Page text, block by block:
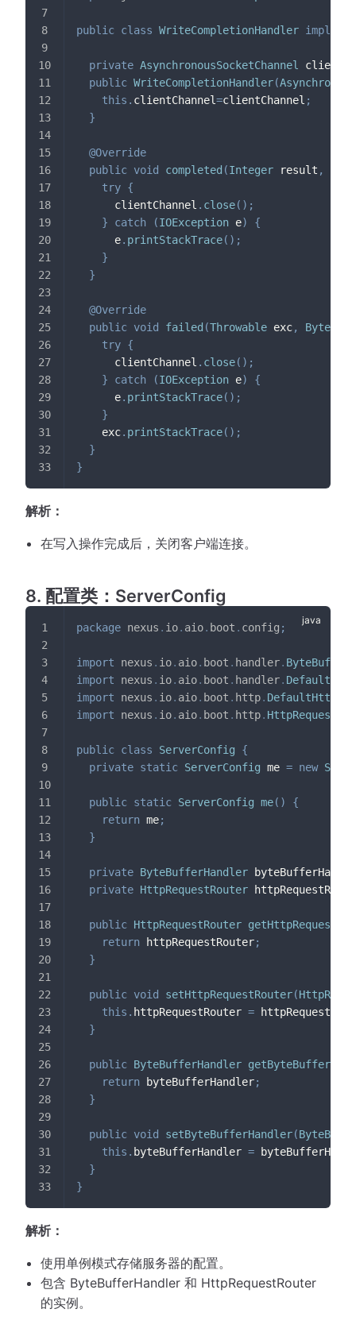
public class WriteCompletionHandler
private AsynchronousSocketChannel
public WriteCompletionHandler(
this . clientChannel=clientChannel ;
}
@Override
public void completed (Integer result ,
try {
      clientChannel
. close( ) ;
}
catch (IOException e)
{
      e
. printStackTrace( ) ;
}
}
@Override
public void failed (Throwable exc,
try {
      clientChannel
. close( ) ;
}
catch (IOException e)
{
      e
. printStackTrace( ) ;
}
    exc
. printStackTrace( ) ;
}
}
解析：
在写入操作完成后，关闭客户端连接。
8. 配置类：ServerConfig
package nexus . io. aio. boot . config ;
import nexus . io. aio. boot . handler.
import
nexus . io. aio. boot . handler.
import
nexus . io. aio. boot . http.
import
nexus . io. aio. boot . http.
public class ServerConfig
{
private static ServerConfig me = new
public static ServerConfig me( )
{
return me;
}
private ByteBufferHandler
private HttpRequestRouter
public HttpRequestRouter
return httpRequestRouter;
}
public void setHttpRequestRouter(
this . httpRequestRouter =
}
public ByteBufferHandler
return byteBufferHandler;
}
public void setByteBufferHandler(
this . byteBufferHandler =
}
}
解析：
使用单例模式存储服务器的配置。
包含 ByteBufferHandler 和 HttpRequestRouter
的实例。